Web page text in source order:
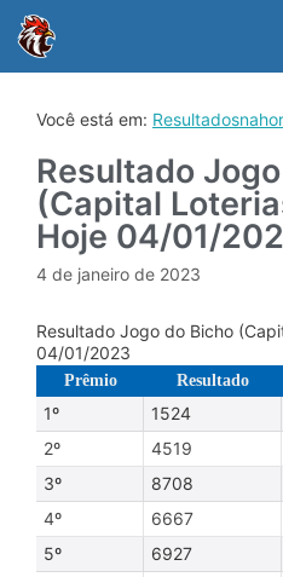
content
Você está em:
Resultado
(Capital
Hoje 04/01/
4 de janeiro de 2023
Resultado Jogo do Bicho
04/01/2023
Prêmio Resultado
1º 1524
2º
4519
3º
8708
4º
6667
5º
6927